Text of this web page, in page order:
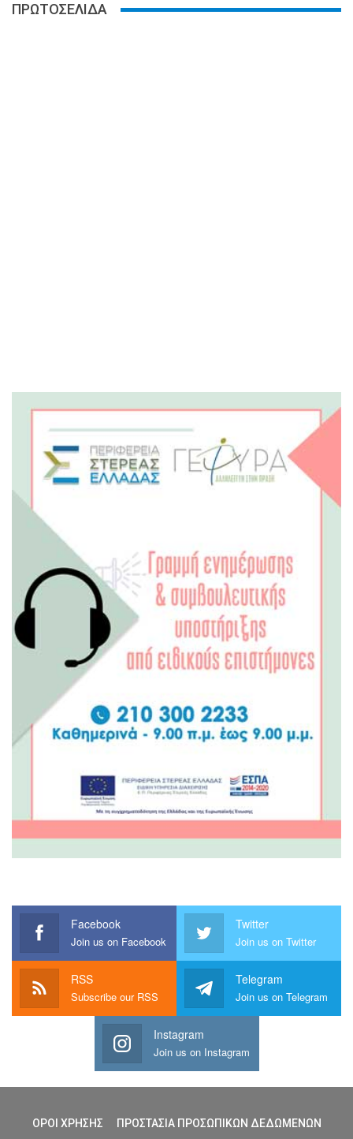
ΠΡΩΤΟΣΕΛΙΔΑ
Facebook
Join us on Facebook
Twitter
Join us on Twitter
RSS
Subscribe our RSS
Telegram
Join us on Telegram
Instagram
Join us on Instagram
ΟΡΟΙ ΧΡΗΣΗΣ ΠΡΟΣΤΑΣΙΑ ΠΡΟΣΩΠΙΚΩΝ ΔΕΔΩΜΕΝΩΝ